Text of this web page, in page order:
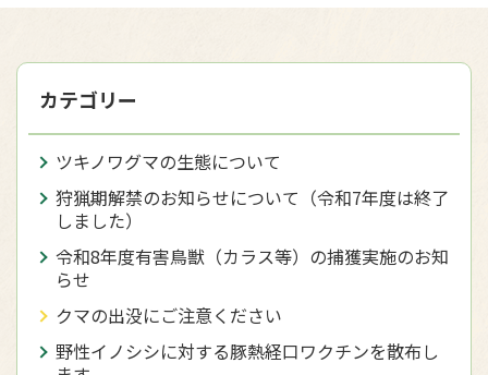
カテゴリー
ツキノワグマの生態について
狩猟期解禁のお知らせについて（令和7年度は終了
しました）
令和8年度有害鳥獣（カラス等）の捕獲実施のお知
らせ
クマの出没にご注意ください
野性イノシシに対する豚熱経口ワクチンを散布し